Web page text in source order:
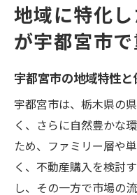
地域に特化
が宇都宮市
宇都宮市の地域特性
宇都宮市は、栃木県の
く、さらに自然豊かな
ため、ファミリー層や
く、不動産購入を検討
し、その一方で市場の